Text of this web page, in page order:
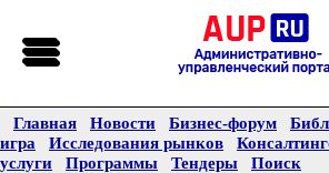
Главная Новости Бизнес-форум
игра
Исследования рынков
услуги
Программы Тендеры Поиск